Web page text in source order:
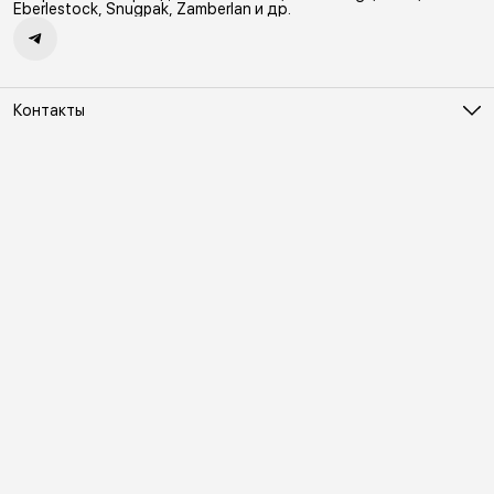
Eberlestock, Snugpak, Zamberlan и др.
Контакты